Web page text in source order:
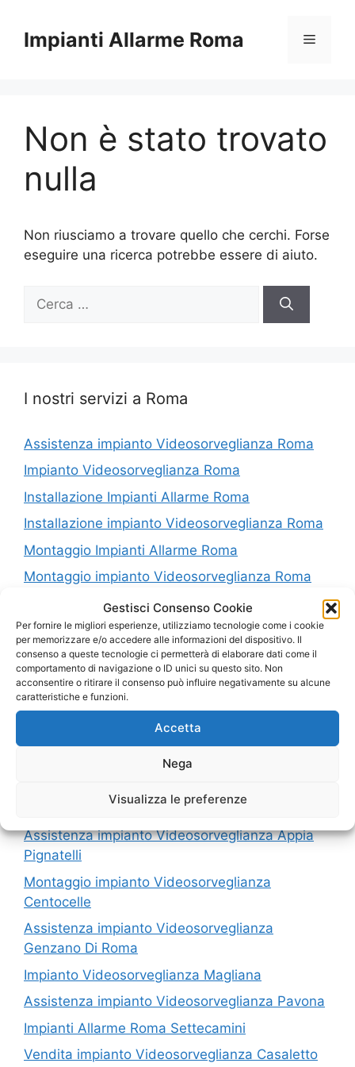
Gestisci Consenso Cookie
Per fornire le migliori esperienze, utilizziamo tecnologie come i cookie
per memorizzare e/o accedere alle informazioni del dispositivo. Il
consenso a queste tecnologie ci permetterà di elaborare dati come il
comportamento di navigazione o ID unici su questo sito. Non
acconsentire o ritirare il consenso può influire negativamente su alcune
caratteristiche e funzioni.
Accetta
Nega
Visualizza le preferenze
contenuto
Impianti Allarme Roma Menu
Non è stato trovato
nulla
Non riusciamo a trovare quello che cerchi. Forse
eseguire una ricerca potrebbe essere di aiuto.
per:
I nostri servizi a Roma
Assistenza impianto Videosorveglianza Roma
Impianto Videosorveglianza Roma
Installazione Impianti Allarme Roma
Installazione impianto Videosorveglianza Roma
Montaggio Impianti Allarme Roma
Montaggio impianto Videosorveglianza Roma
Riparazione Impianti Allarme Roma
Riparazione impianto Videosorveglianza Roma
Vendita Impianti Allarme Roma
Vendita impianto Videosorveglianza Roma
I nostri servizi in Provincia di Roma
Vendita Impianti Allarme Dragoncello
Assistenza impianto Videosorveglianza Appia
Pignatelli
Montaggio impianto Videosorveglianza
Centocelle
Assistenza impianto Videosorveglianza
Genzano Di Roma
Impianto Videosorveglianza Magliana
Assistenza impianto Videosorveglianza Pavona
Impianti Allarme Roma Settecamini
Vendita impianto Videosorveglianza Casaletto